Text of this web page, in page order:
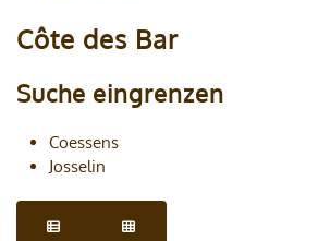
Côte des Bar
Suche eingrenzen
Coessens
Josselin